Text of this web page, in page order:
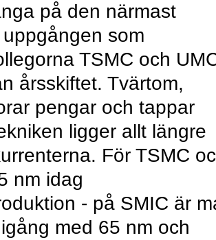
på den närmast
som
TSMC och
årsskiftet. Tvärtom,
pengar och tappar
ligger allt längre
För TSMC
nm idag
- på SMIC är
med 65 nm och